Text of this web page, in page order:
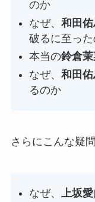
のか
なぜ、和田
破るに至った
本当の鈴倉
なぜ、和田
るのか
さらにこんな疑
なぜ、上坂愛